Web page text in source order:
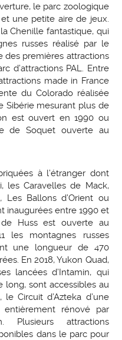
le parc zoologique
une petite aire de jeux.
Chenille fantastique, qui
russes réalisé par le
des premières attractions
d’attractions PAL. Entre
made in France
du Colorado réalisée
Sibérie mesurant plus de
est ouvert en 1990 ou
de Soquet ouverte au
à l’étranger dont
les Caravelles de Mack,
Les Ballons d’Orient ou
inaugurées entre 1990 et
de Huss est ouverte au
les montagnes russes
une longueur de 470
En 2018, Yukon Quad,
lancées d’Intamin, qui
sont accessibles au
Circuit d’Azteka d’une
rénové par
Plusieurs attractions
dans le parc pour